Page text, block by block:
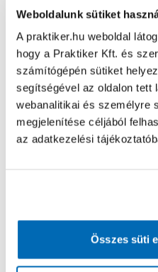
Weboldalunk sütiket
A praktiker.hu weboldal
hogy a Praktiker Kft. és
számítógépén sütiket
segítségével az oldalon tett
webanalitikai és személyre
megjelenítése céljából
az adatkezelési
Összes süti
Oldal